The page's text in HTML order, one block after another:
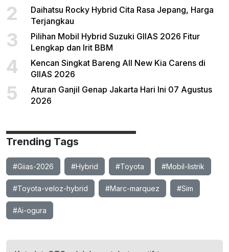
2
Daihatsu Rocky Hybrid Cita Rasa Jepang, Harga
Terjangkau
3
Pilihan Mobil Hybrid Suzuki GIIAS 2026 Fitur
Lengkap dan Irit BBM
4
Kencan Singkat Bareng All New Kia Carens di
GIIAS 2026
5
Aturan Ganjil Genap Jakarta Hari Ini 07 Agustus
2026
Trending Tags
#Giias-2026 #Hybrid #Toyota #Mobil-listrik
#Toyota-veloz-hybrid #Marc-marquez #Sim
#Ai-ogura